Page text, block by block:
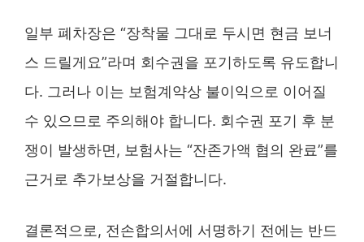
일부 폐차장은 “장착물 그대로 두시면 현금 보너
스 드릴게요”라며 회수권을 포기하도록 유도합니
다. 그러나 이는 보험계약상 불이익으로 이어질
수 있으므로 주의해야 합니다. 회수권 포기 후 분
쟁이 발생하면, 보험사는 “잔존가액 협의 완료”를
근거로 추가보상을 거절합니다.
결론적으로, 전손합의서에 서명하기 전에는 반드